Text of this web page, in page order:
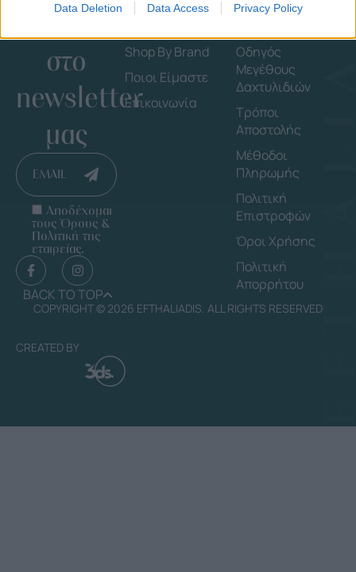
Data Deletion Data Access Privacy Policy
Εγγράψου
στο
newsletter
μας
EMAIL
Αποδέχομαι
τους Όρους &
Πολιτική της
εταιρείας.
BACK TO TOP
Εταιρεία
Shop By Brand
Ποιοι Είμαστε
Επικοινωνία
Οδηγός
Μεγέθους
Δαχτυλιδιών
Τρόποι
Αποστολής
Μέθοδοι
Πληρωμής
Πολιτική
Επιστροφών
Όροι Χρήσης
Πολιτική
Απορρήτου
COPYRIGHT © 2026 EFTHALIADIS. ALL RIGHTS RESERVED
CREATED BY